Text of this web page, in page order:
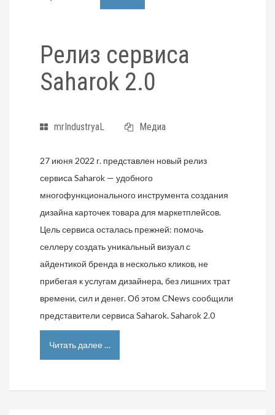
Релиз сервиса
Saharok 2.0
mrIndustryaL Медиа
27 июня 2022 г. представлен новый релиз
сервиса Saharok — удобного
многофункционального инструмента создания
дизайна карточек товара для маркетплейсов.
Цель сервиса осталась прежней: помочь
селлеру создать уникальный визуал с
айдентикой бренда в несколько кликов, не
прибегая к услугам дизайнера, без лишних трат
времени, сил и денег. Об этом CNews сообщили
представители сервиса Saharok. Saharok 2.0
Читать далее …